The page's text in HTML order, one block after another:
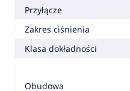
Przyłącze
Zakres ciśnienia
Klasa dokładności
Obudowa